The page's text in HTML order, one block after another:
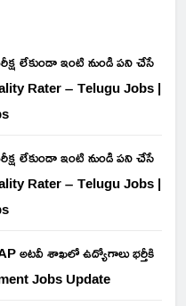
లేకుండా ఇంటి నుండి పని చేసే
Rater – Telugu Jobs |
లేకుండా ఇంటి నుండి పని చేసే
Rater – Telugu Jobs |
అటవీ శాఖలో ఉద్యోగాలు భర్తీకి
Jobs Update